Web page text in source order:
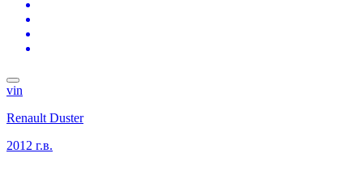
vin
Renault Duster
2012 г.в.